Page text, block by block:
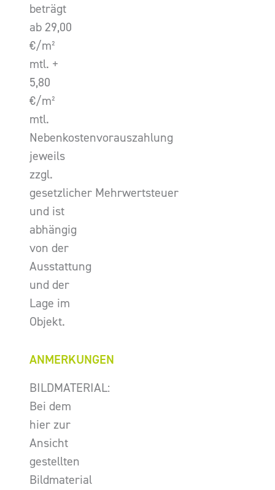
beträgt
ab 29,00
€/m²
mtl. +
5,80
€/m²
mtl.
Nebenkostenvorauszahlung
jeweils
zzgl.
gesetzlicher Mehrwertsteuer
und ist
abhängig
von der
Ausstattung
und der
Lage im
Objekt.
ANMERKUNGEN
BILDMATERIAL:
Bei dem
hier zur
Ansicht
gestellten
Bildmaterial